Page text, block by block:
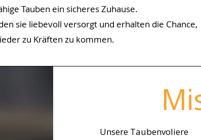
Tauben ein sicheres Zuhause.
sie liebevoll versorgt und erhalten die Chance,
zu Kräften zu kommen.
Unsere Taubenvoliere